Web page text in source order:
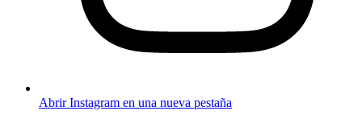
Abrir Instagram en una nueva pestaña